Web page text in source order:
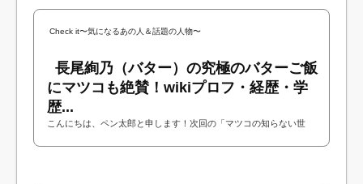
Check it〜気になるあの人＆話題の人物〜
長尾絢乃（バター）の究極のバターご飯
にマツコも絶賛！wikiプロフ・経歴・学
歴...
こんにちは、ペン太郎と申します！次回の「マツコの知らない世